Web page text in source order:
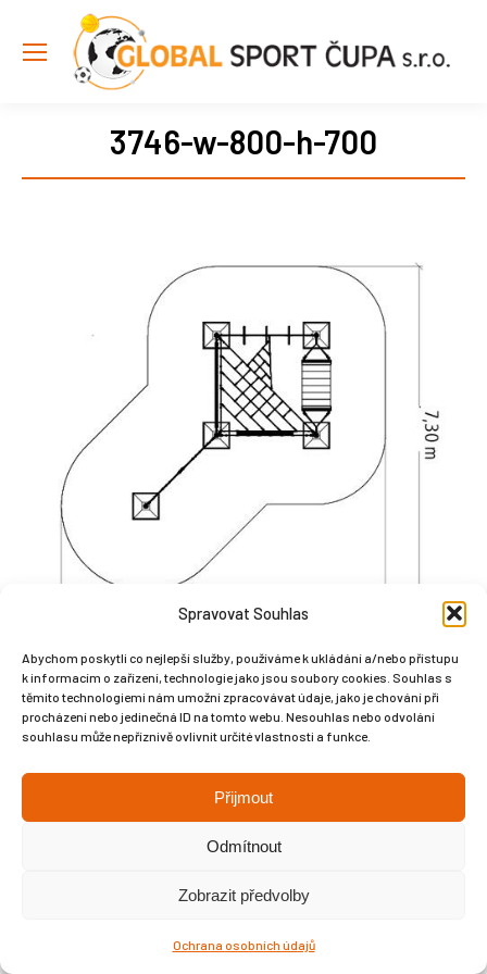
Spravovat Souhlas
Abychom poskytli co nejlepší služby, používáme k ukládání a/nebo přístupu
k informacím o zařízení, technologie jako jsou soubory cookies. Souhlas s
těmito technologiemi nám umožní zpracovávat údaje, jako je chování při
procházení nebo jedinečná ID na tomto webu. Nesouhlas nebo odvolání
souhlasu může nepříznivě ovlivnit určité vlastnosti a funkce.
Přijmout
Odmítnout
Zobrazit předvolby
Ochrana osobních údajů
3746-w-800-h-700
SEO